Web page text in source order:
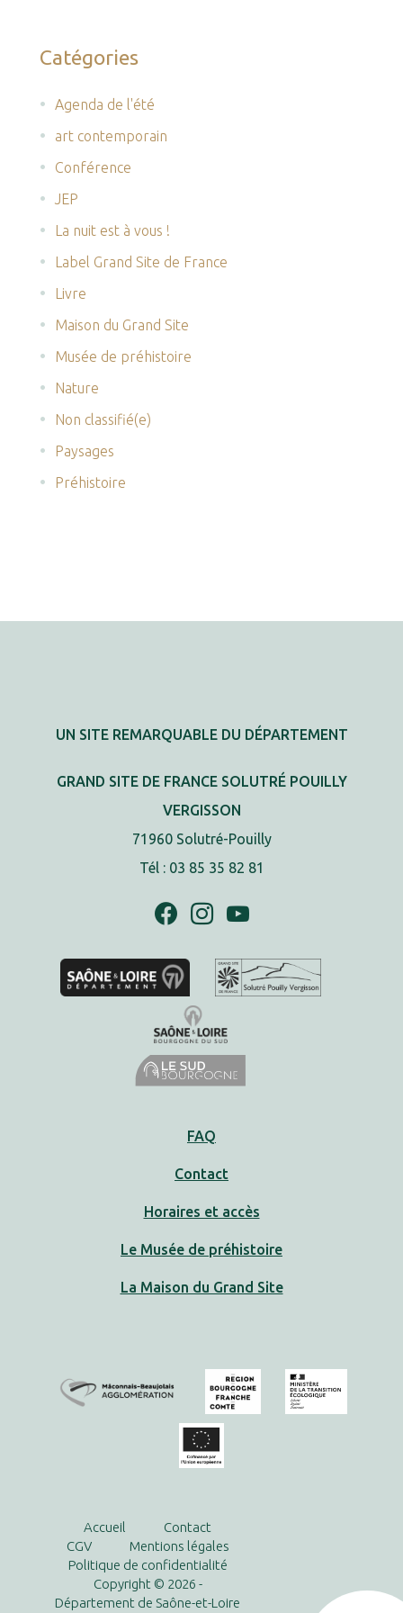
Catégories
Agenda de l'été
art contemporain
Conférence
JEP
La nuit est à vous !
Label Grand Site de France
Livre
Maison du Grand Site
Musée de préhistoire
Nature
Non classifié(e)
Paysages
Préhistoire
UN SITE REMARQUABLE DU DÉPARTEMENT
GRAND SITE DE FRANCE SOLUTRÉ POUILLY
VERGISSON
71960 Solutré-Pouilly
Tél : 03 85 35 82 81
FAQ
Contact
Horaires et accès
Le Musée de préhistoire
La Maison du Grand Site
Accueil
Contact
CGV
Mentions légales
Politique de confidentialité
Copyright © 2026 -
Département de Saône-et-Loire